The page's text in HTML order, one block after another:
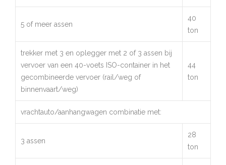
5 of meer assen
40
ton
trekker met 3 en oplegger met 2 of 3 assen bij
vervoer van een 40-voets ISO-container in het
gecombineerde vervoer (rail/weg of
binnenvaart/weg)
44
ton
vrachtauto/aanhangwagen combinatie met:
3 assen
28
ton